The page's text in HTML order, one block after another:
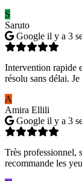
S
Saruto
Google il y a 3
Intervention rapide
résolu sans délai.
A
Amira Ellili
Google il y a 3
Très professionnel,
recommande les